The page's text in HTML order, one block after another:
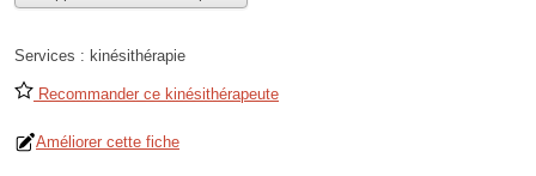
Services : kinésithérapie
Recommander ce kinésithérapeute
Améliorer cette fiche